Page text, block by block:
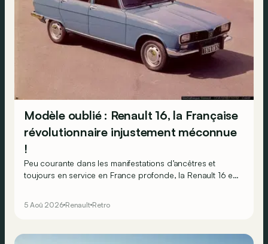
Modèle oublié : Renault 16, la Française
révolutionnaire injustement méconnue
!
Peu courante dans les manifestations d’ancêtres et
toujours en service en France profonde, la Renault 16 est
5 Aoû 2026 Renault Retro